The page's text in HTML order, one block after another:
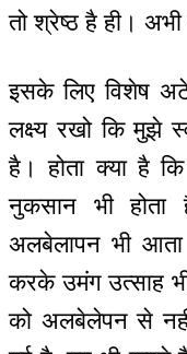
तो श्रेष्ठ है ही।
इसके लिए विशेष
लक्ष्य रखो कि मुझे
है। होता क्या है
नुकसान भी
अलबेलापन भी
करके उमंग उत्साह
को अलबेलेपन से